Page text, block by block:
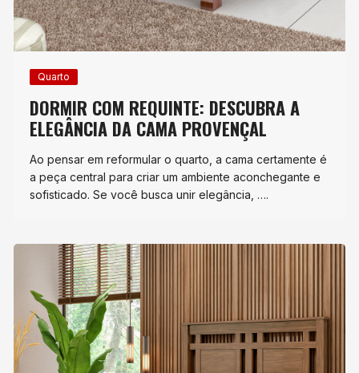
Quarto
DORMIR COM REQUINTE: DESCUBRA A
ELEGÂNCIA DA CAMA PROVENÇAL
Ao pensar em reformular o quarto, a cama certamente é
a peça central para criar um ambiente aconchegante e
sofisticado. Se você busca unir elegância, ….